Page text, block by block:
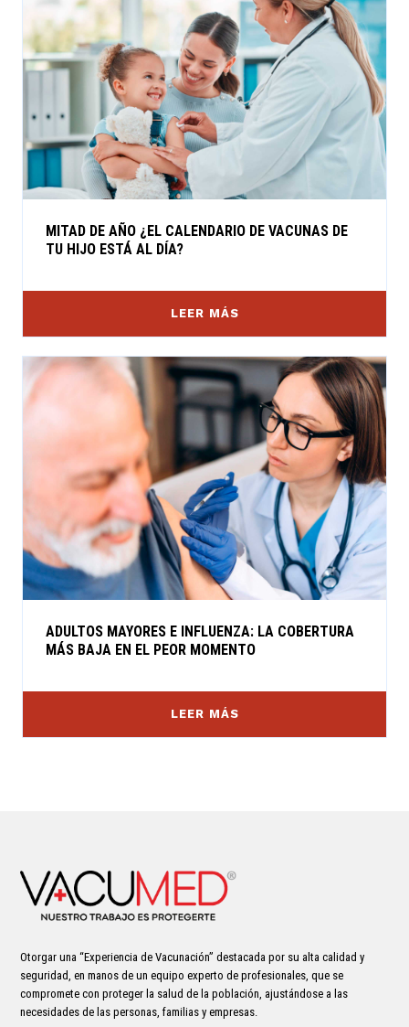
MITAD DE AÑO ¿EL CALENDARIO DE VACUNAS DE
TU HIJO ESTÁ AL DÍA?
LEER MÁS
ADULTOS MAYORES E INFLUENZA: LA COBERTURA
MÁS BAJA EN EL PEOR MOMENTO
LEER MÁS
Otorgar una “Experiencia de Vacunación” destacada por su alta calidad y
seguridad, en manos de un equipo experto de profesionales, que se
compromete con proteger la salud de la población, ajustándose a las
necesidades de las personas, familias y empresas.